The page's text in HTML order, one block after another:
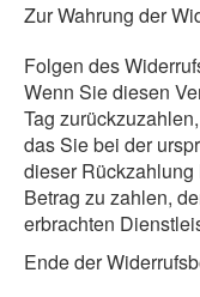
Zur Wahrung der
Folgen des
Wenn Sie diesen
Tag
das Sie bei der
dieser
Betrag zu zahlen,
erbrachten
Ende der